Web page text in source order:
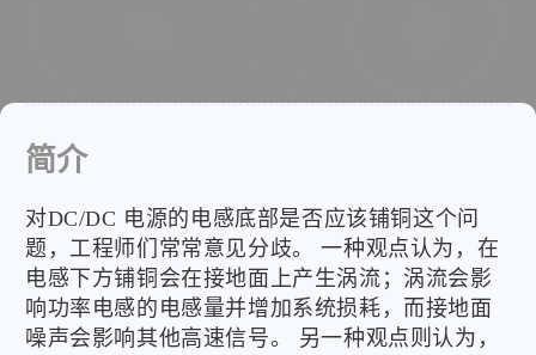
简介
对DC/DC 电源的电感底部是否应该铺铜这个问
题，工程师们常常意见分歧。 一种观点认为，在
电感下方铺铜会在接地面上产生涡流；涡流会影
响功率电感的电感量并增加系统损耗，而接地面
噪声会影响其他高速信号。 另一种观点则认为，